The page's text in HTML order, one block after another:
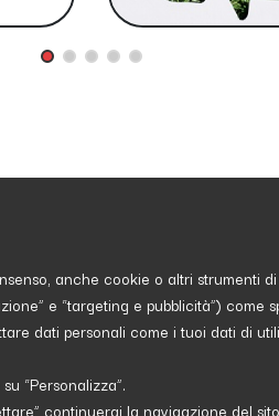
è Gratis e lo sarà per sempre!
2017 - 2026 - P.IVA
27001 numero: SNR
anche cookie o altri strumenti
e “targeting e pubblicità”) come
dati personali come i tuoi dati di
“Personalizza”.
continuerai la navigazione del